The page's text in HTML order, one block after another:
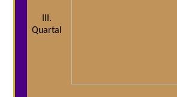
III.
Quartal